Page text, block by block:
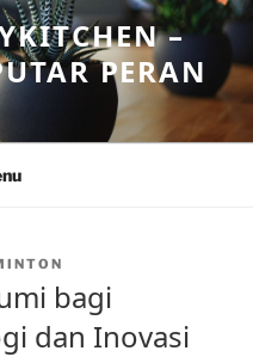
–
PERAN
bagi
dan Inovasi